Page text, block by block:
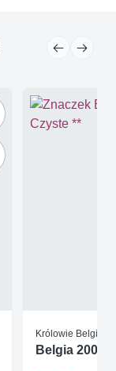
Królowie Belgijscy
Belgia 2002